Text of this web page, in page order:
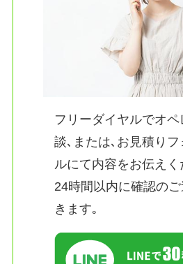
フリーダイヤルでオペ
談､または､お見積り
ルにて内容をお伝えく
24時間以内に確認の
きます｡